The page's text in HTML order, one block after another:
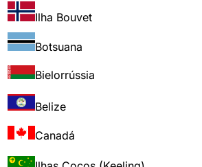
Ilha Bouvet
Botsuana
Bielorrússia
Belize
Canadá